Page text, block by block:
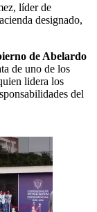
líder de
designado,
de Abelardo
de uno de los
lidera los
del